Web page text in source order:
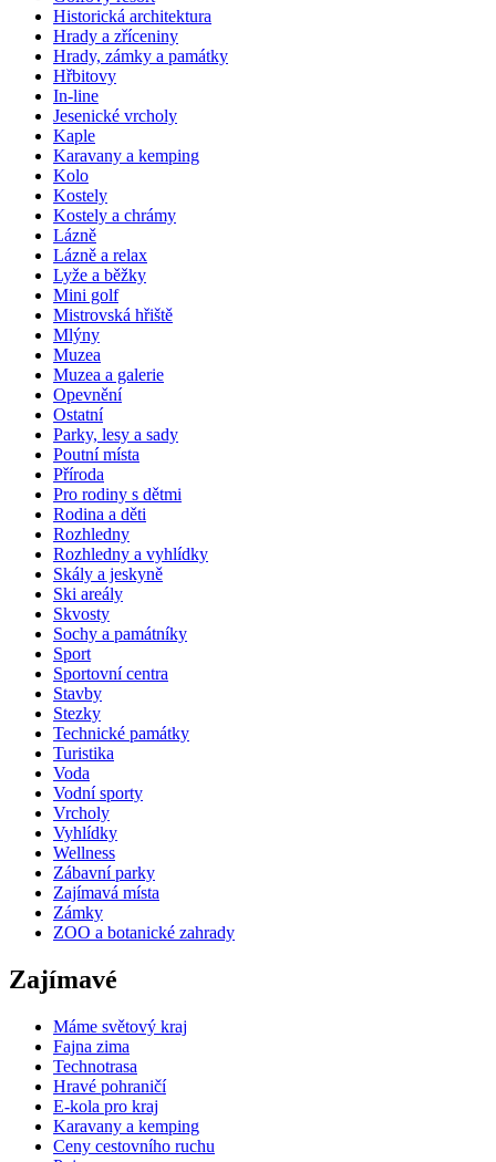
Historická architektura
Hrady a zříceniny
Hrady, zámky a památky
Hřbitovy
In-line
Jesenické vrcholy
Kaple
Karavany a kemping
Kolo
Kostely
Kostely a chrámy
Lázně
Lázně a relax
Lyže a běžky
Mini golf
Mistrovská hřiště
Mlýny
Muzea
Muzea a galerie
Opevnění
Ostatní
Parky, lesy a sady
Poutní místa
Příroda
Pro rodiny s dětmi
Rodina a děti
Rozhledny
Rozhledny a vyhlídky
Skály a jeskyně
Ski areály
Skvosty
Sochy a památníky
Sport
Sportovní centra
Stavby
Stezky
Technické památky
Turistika
Voda
Vodní sporty
Vrcholy
Vyhlídky
Wellness
Zábavní parky
Zajímavá místa
Zámky
ZOO a botanické zahrady
Zajímavé
Máme světový kraj
Fajna zima
Technotrasa
Hravé pohraničí
E-kola pro kraj
Karavany a kemping
Ceny cestovního ruchu